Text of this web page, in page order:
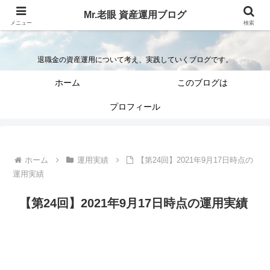
Mr.老眼の退職金を資産運用するブログ
退職金の資産運用について考え、実践していくブログです。
ホーム このブログは
プロフィール
ホーム 運用実績
【第24回】2021年9月17日時点の
運用実績
【第24回】2021年9月17日時点の運用実績
メニュー
Mr.老眼 資産運用ブログ
検索